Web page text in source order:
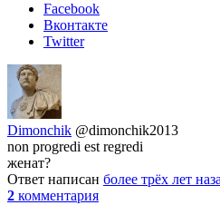
Facebook
Вконтакте
Twitter
Dimonchik @dimonchik2013
non progredi est regredi
женат?
Ответ написан более трёх лет
2 комментария